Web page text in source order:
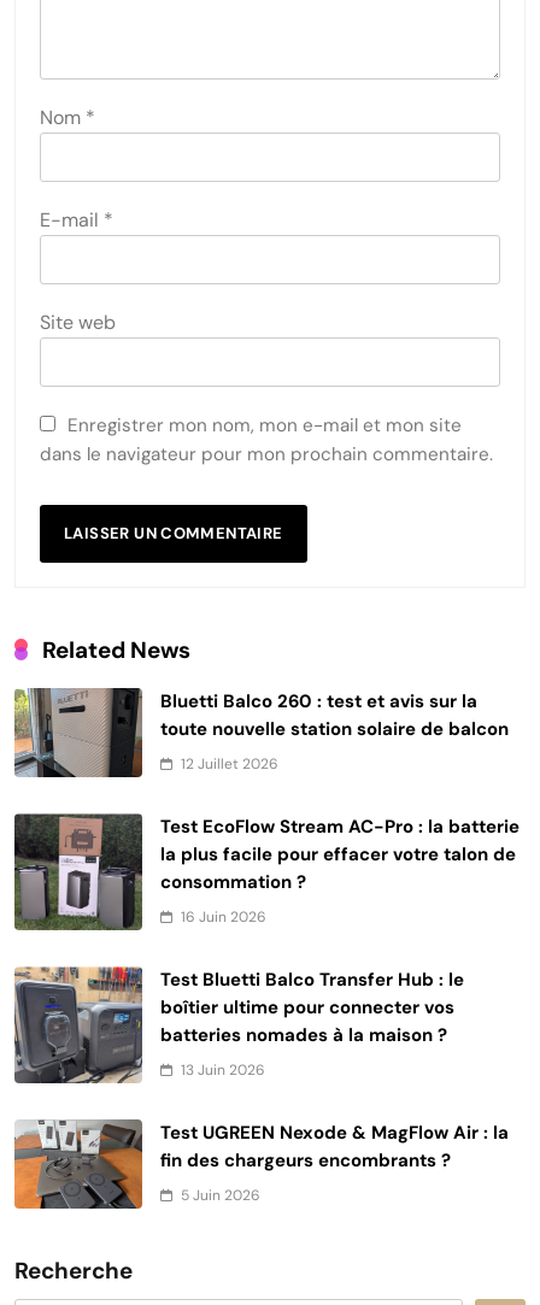
Nom *
E-mail *
Site web
Enregistrer mon nom, mon e-mail et mon site
dans le navigateur pour mon prochain commentaire.
Related News
Bluetti Balco 260 : test et avis sur la
toute nouvelle station solaire de balcon
12 Juillet 2026
Test EcoFlow Stream AC-Pro : la batterie
la plus facile pour effacer votre talon de
consommation ?
16 Juin 2026
Test Bluetti Balco Transfer Hub : le
boîtier ultime pour connecter vos
batteries nomades à la maison ?
13 Juin 2026
Test UGREEN Nexode & MagFlow Air : la
fin des chargeurs encombrants ?
5 Juin 2026
Recherche